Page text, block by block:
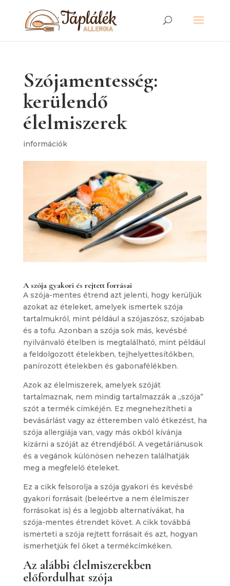
Szójamentesség:
kerülendő
élelmiszerek
információk
A szója gyakori és rejtett forrásai
A szója-mentes étrend azt jelenti, hogy kerüljük
azokat az ételeket, amelyek ismertek szója
tartalmukról, mint például a szójaszósz, szójabab
és a tofu. Azonban a szója sok más, kevésbé
nyilvánvaló ételben is megtalálható, mint például
a feldolgozott ételekben, tejhelyettesítőkben,
panírozott ételekben és gabonafélékben.
Azok az élelmiszerek, amelyek szóját
tartalmaznak, nem mindig tartalmazzák a „szója”
szót a termék címkéjén. Ez megnehezítheti a
bevásárlást vagy az étteremben való étkezést, ha
szója allergiája van, vagy más okból kívánja
kizárni a szóját az étrendjéből. A vegetáriánusok
és a vegánok különösen nehezen találhatják
meg a megfelelő ételeket.
Ez a cikk felsorolja a szója gyakori és kevésbé
gyakori forrásait (beleértve a nem élelmiszer
forrásokat is) és a legjobb alternatívákat, ha
szója-mentes étrendet követ. A cikk továbbá
ismerteti a szója rejtett forrásait és azt, hogyan
ismerhetjük fel őket a termékcímkéken.
Az alábbi élelmiszerekben
előfordulhat szója